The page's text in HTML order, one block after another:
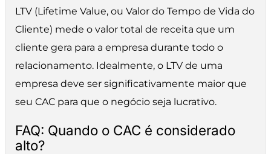
LTV (Lifetime Value, ou Valor do Tempo de Vida do
Cliente) mede o valor total de receita que um
cliente gera para a empresa durante todo o
relacionamento. Idealmente, o LTV de uma
empresa deve ser significativamente maior que
seu CAC para que o negócio seja lucrativo.
FAQ: Quando o CAC é considerado
alto?